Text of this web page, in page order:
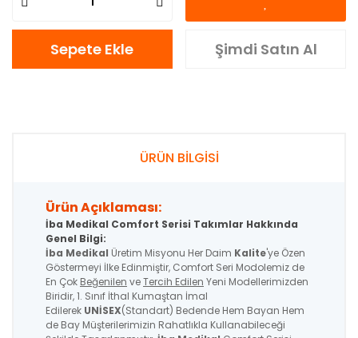
Sepete Ekle Şimdi Satın Al
ÜRÜN BİLGİSİ
Ürün Açıklaması:
İba Medikal Comfort Serisi Takımlar Hakkında
Genel Bilgi:
İba Medikal Üretim Misyonu Her Daim Kalite'ye Özen
Göstermeyi İlke Edinmiştir, Comfort Seri Modolemiz de
En Çok Beğenilen veTercih Edilen Yeni Modellerimizden
Biridir, 1. Sınıf İthal Kumaştan İmal
Edilerek UNİSEX(Standart) Bedende Hem Bayan Hem
de Bay Müşterilerimizin Rahatlıkla Kullanabileceği